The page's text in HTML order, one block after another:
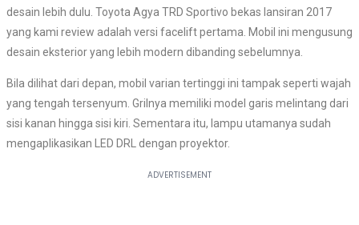
desain lebih dulu. Toyota Agya TRD Sportivo bekas lansiran 2017
yang kami review adalah versi facelift pertama. Mobil ini mengusung
desain eksterior yang lebih modern dibanding sebelumnya.
Bila dilihat dari depan, mobil varian tertinggi ini tampak seperti wajah
yang tengah tersenyum. Gril nya memiliki model garis melintang dari
sisi kanan hingga sisi kiri. Sementara itu, lampu utamanya sudah
mengaplikasikan LED DRL dengan proyektor.